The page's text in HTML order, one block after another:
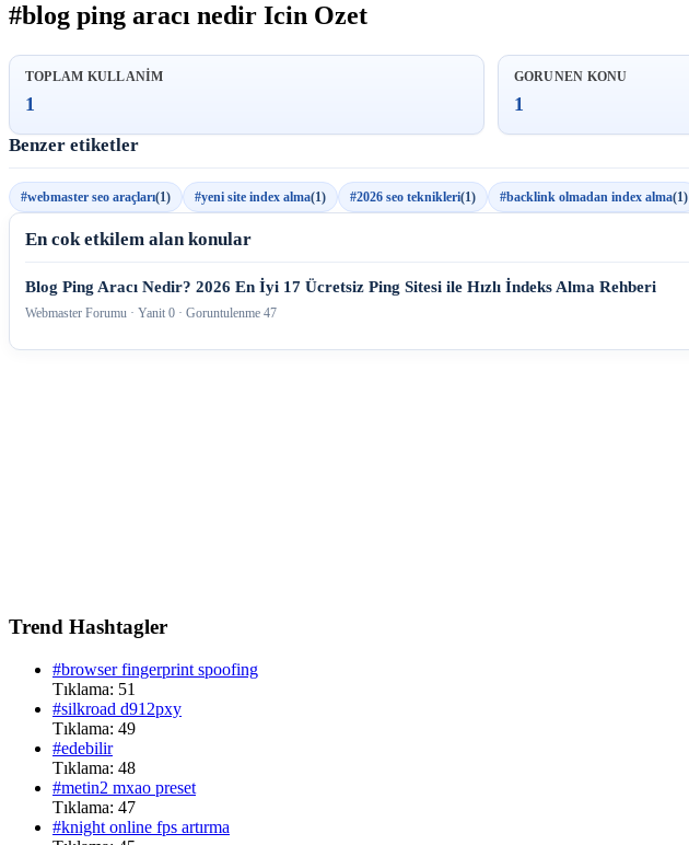
#blog ping aracı nedir Icin Ozet
TOPLAM KULLANIM
1
GORUNEN KONU
1
Benzer etiketler
#webmaster seo araçları(1) #yeni site index alma(1) #2026 seo teknikleri(1) #backlink olmadan index alma(1)
En cok etkilem alan konular
Blog Ping Aracı Nedir? 2026 En İyi 17 Ücretsiz Ping Sitesi ile Hızlı İndeks Alma Rehberi
Webmaster Forumu · Yanit 0 · Goruntulenme 47
Trend Hashtagler
#browser fingerprint spoofing
Tıklama: 51
#silkroad d912pxy
Tıklama: 49
#edebilir
Tıklama: 48
#metin2 mxao preset
Tıklama: 47
#knight online fps artırma